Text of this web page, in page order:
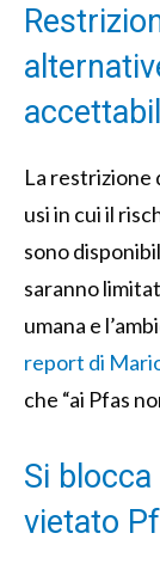
La restrizione
usi in cui il
sono
saranno
umana e
report di
che “ai Pfas
Si blocca
vietato